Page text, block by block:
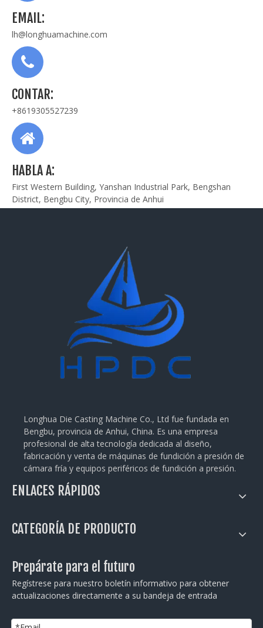
EMAIL:
lh@longhuamachine.com
CONTAR:
+8619305527239
HABLA A:
First Western Building, Yanshan Industrial Park, Bengshan
District, Bengbu City, Provincia de Anhui
Longhua Die Casting Machine Co., Ltd fue fundada en
Bengbu, provincia de Anhui, China. Es una empresa
profesional de alta tecnología dedicada al diseño,
fabricación y venta de máquinas de fundición a presión de
cámara fría y equipos periféricos de fundición a presión.
ENLACES RÁPIDOS
CATEGORÍA DE PRODUCTO
Prepárate para el futuro
Regístrese para nuestro boletín informativo para obtener
actualizaciones directamente a su bandeja de entrada